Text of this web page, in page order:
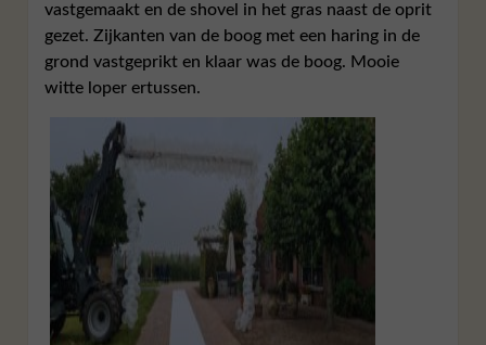
vastgemaakt en de shovel in het gras naast de oprit
gezet. Zijkanten van de boog met een haring in de
grond vastgeprikt en klaar was de boog. Mooie
witte loper ertussen.